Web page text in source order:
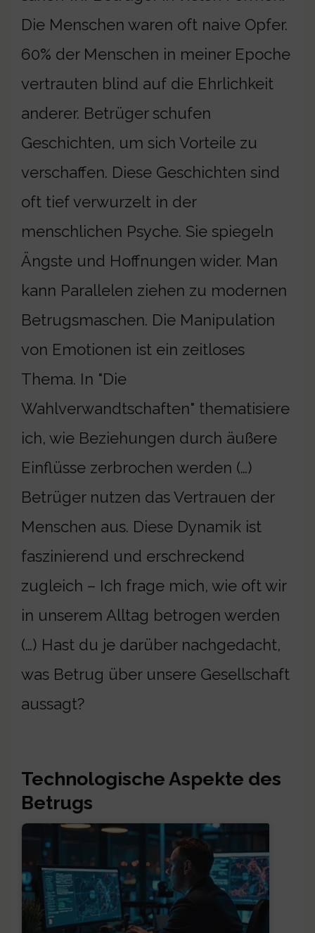
Die Menschen waren oft naive Opfer.
60% der Menschen in meiner Epoche
vertrauten blind auf die Ehrlichkeit
anderer. Betrüger schufen
Geschichten, um sich Vorteile zu
verschaffen. Diese Geschichten sind
oft tief verwurzelt in der
menschlichen Psyche. Sie spiegeln
Ängste und Hoffnungen wider. Man
kann Parallelen ziehen zu modernen
Betrugsmaschen. Die Manipulation
von Emotionen ist ein zeitloses
Thema. In "Die
Wahlverwandtschaften" thematisiere
ich, wie Beziehungen durch äußere
Einflüsse zerbrochen werden (…)
Betrüger nutzen das Vertrauen der
Menschen aus. Diese Dynamik ist
faszinierend und erschreckend
zugleich – Ich frage mich, wie oft wir
in unserem Alltag betrogen werden
(…) Hast du je darüber nachgedacht,
was Betrug über unsere Gesellschaft
aussagt?
Technologische Aspekte des
Betrugs